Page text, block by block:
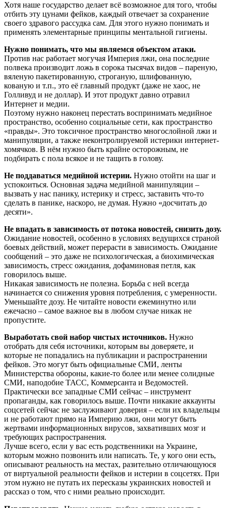
Хотя наше государство делает всё возможное для того, чтобы
отбить эту цунами фейков, каждый отвечает за сохранение
своего здравого рассудка сам. Для этого нужно понимать и
применять элементарные принципы ментальной гигиены.
Нужно понимать, что мы являемся объектом атаки.
Против нас работает могучая Империя лжи, она последние
полвека производит ложь в сорока тысячах видов – пареную,
вяленую пакетированную, строганую, шлифованную,
кованую и т.п., это её главный продукт (даже не хаос, не
Голливуд и не доллар). И этот продукт давно отравил
Интернет и медии.
Поэтому нужно наконец перестать воспринимать медийное
пространство, особенно социальные сети, как пространство
«правды». Это токсичное пространство многослойной лжи и
манипуляции, а также неконтролируемой истерики интернет-
хомячков. В нём нужно быть крайне осторожным, не
подбирать с пола всякое и не тащить в голову.
Не поддаваться медийной истерии. Нужно отойти на шаг и
успокоиться. Основная задача медийной манипуляции –
вызвать у нас панику, истерику и стресс, заставить что-то
сделать в панике, наскоро, не думая. Нужно «досчитать до
десяти».
Не впадать в зависимость от потока новостей, снизить дозу.
Ожидание новостей, особенно в условиях ведущихся страной
боевых действий, может перерасти в зависимость. Ожидание
сообщений – это даже не психологическая, а биохимическая
зависимость, стресс ожидания, дофаминовая петля, как
говорилось выше.
Никакая зависимость не полезна. Борьба с ней всегда
начинается со снижения уровня потребления, с умеренности.
Уменьшайте дозу. Не читайте новости ежеминутно или
ежечасно – самое важное вы в любом случае никак не
пропустите.
Выработать свой набор чистых источников. Нужно
отобрать для себя источники, которым вы доверяете, и
которые не попадались на публикации и распространении
фейков. Это могут быть официальные СМИ, ленты
Министерства обороны, какие-то более или менее солидные
СМИ, наподобие ТАСС, Коммерсанта и Ведомостей.
Практически все западные СМИ сейчас – инструмент
пропаганды, как говорилось выше. Почти никакие аккаунты
соцсетей сейчас не заслуживают доверия – если их владельцы
и не работают прямо на Империю лжи, они могут быть
жертвами информационных вирусов, захвативших мозг и
требующих распространения.
Лучше всего, если у вас есть родственники на Украине,
которым можно позвонить или написать. Те, у кого они есть,
описывают реальность на местах, разительно отличающуюся
от виртуальной реальности фейков и истерии в соцсетях. При
этом нужно не путать их пересказы украинских новостей и
рассказ о том, что с ними реально происходит.